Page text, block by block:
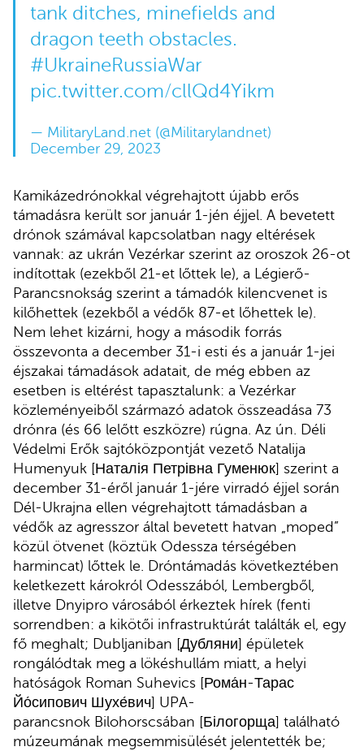
tank ditches, minefields and
dragon teeth obstacles.
#UkraineRussiaWar
pic.twitter.com/cllQd4Yikm
— MilitaryLand.net (@Militarylandnet)
December 29, 2023
Kamikázedrónokkal végrehajtott újabb erős
támadásra került sor január 1-jén éjjel. A bevetett
drónok számával kapcsolatban nagy eltérések
vannak: az ukrán Vezérkar szerint az oroszok 26-ot
indítottak (ezekből 21-et lőttek le), a Légierő-
Parancsnokság szerint a támadók kilencvenet is
kilőhettek (ezekből a védők 87-et lőhettek le).
Nem lehet kizárni, hogy a második forrás
összevonta a december 31-i esti és a január 1-jei
éjszakai támadások adatait, de még ebben az
esetben is eltérést tapasztalunk: a Vezérkar
közleményeiből származó adatok összeadása 73
drónra (és 66 lelőtt eszközre) rúgna. Az ún. Déli
Védelmi Erők sajtóközpontját vezető Natalija
Humenyuk [Наталія Петрівна Гуменюк] szerint a
december 31-éről január 1-jére virradó éjjel során
Dél-Ukrajna ellen végrehajtott támadásban a
védők az agresszor által bevetett hatvan „moped”
közül ötvenet (köztük Odessza térségében
harmincat) lőttek le. Dróntámadás következtében
keletkezett károkról Odesszából, Lembergből,
illetve Dnyipro városából érkeztek hírek (fenti
sorrendben: a kikötői infrastruktúrát találták el, egy
fő meghalt; Dubljaniban [Дубляни] épületek
rongálódtak meg a lökéshullám miatt, a helyi
hatóságok Roman Suhevics [Рома́н-Тарас
Йо́сипович Шухе́вич] UPA-
parancsnok Bilohorscsában [Білогорща] található
múzeumának megsemmisülését jelentették be;